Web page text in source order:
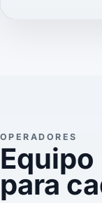
OPERADORES
para